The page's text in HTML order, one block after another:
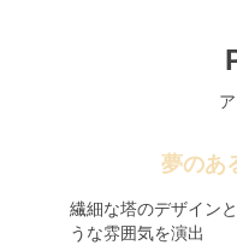
夢のあ
繊細な塔のデザイン
うな雰囲気を演出